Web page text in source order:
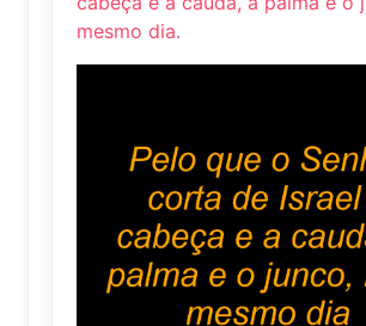
mesmo dia.